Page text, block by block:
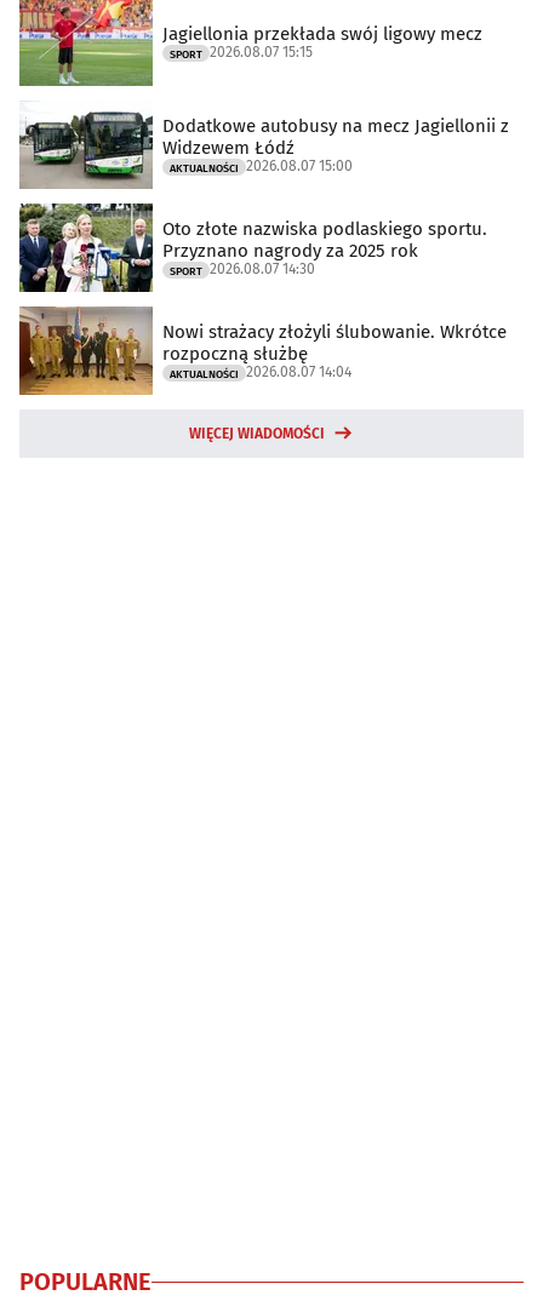
Jagiellonia przekłada swój ligowy mecz
SPORT 2026.08.07 15:15
Dodatkowe autobusy na mecz Jagiellonii z
Widzewem Łódź
AKTUALNOŚCI 2026.08.07 15:00
Oto złote nazwiska podlaskiego sportu.
Przyznano nagrody za 2025 rok
SPORT 2026.08.07 14:30
Nowi strażacy złożyli ślubowanie. Wkrótce
rozpoczną służbę
AKTUALNOŚCI 2026.08.07 14:04
WIĘCEJ WIADOMOŚCI
POPULARNE